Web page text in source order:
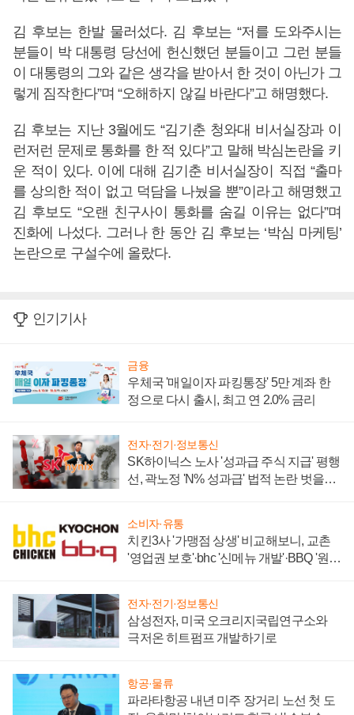
김 후보는 한발 물러섰다. 김 후보는 “저를 도와주시는
분들이 박 대통령 당선에 헌신했던 분들이고 그런 분들
이 대통령의 그와 같은 생각을 받아서 한 것이 아닌가 그
렇게 짐작한다”며 “오해하지 않길 바란다”고 해명했다.
김 후보는 지난 3월에도 “김기춘 청와대 비서실장과 이
런저런 문제로 통화를 한 적 있다”고 말해 박심논란을 키
운 적이 있다. 이에 대해 김기춘 비서실장이 직접 “출마
를 상의한 적이 없고 덕담을 나눴을 뿐”이라고 해명했고
김 후보도 “오랜 친구사이 통화를 숨길 이유는 없다”며
진화에 나섰다. 그러나 한 동안 김 후보는 ‘박심 마케팅’
논란으로 구설수에 올랐다.
인기기사
금융
우체국 '매일이자 파킹통장' 5만 계좌 한
정으로 다시 출시, 최고 연 2.0% 금리
전자·전기·정보통신
SK하이닉스 노사 '성과급 주식 지급' 평행
선, 곽노정 'N% 성과급' 법적 논란 벗을지
소비자·유통
치킨3사 '가맹점 상생' 비교해보니, 교촌
'영업권 보호'·bhc '신메뉴 개발'·BBQ '원가
전자·전기·정보통신
삼성전자, 미국 오크리지국립연구소와
극저온 히트펌프 개발하기로
항공·물류
파라타항공 내년 미주 장거리 노선 첫 도